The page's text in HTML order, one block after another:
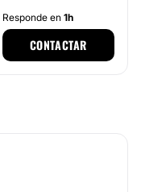
Responde en 1h
CONTACTAR